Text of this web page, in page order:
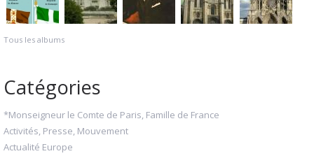
Tous les albums
Catégories
*Monseigneur le Comte de Paris, Famille de France
Activités, Presse, Mouvement
Actualité Europe